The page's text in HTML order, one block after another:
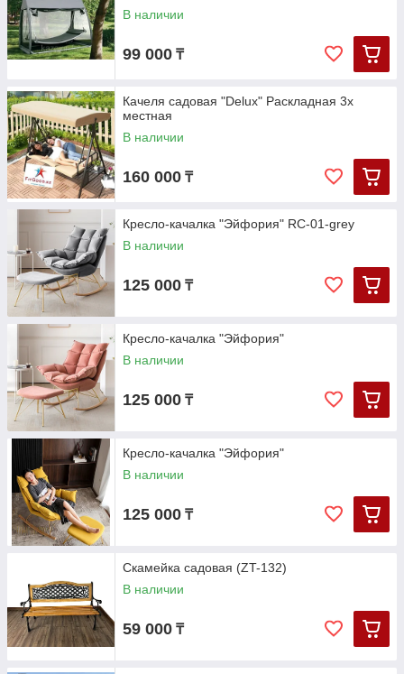
В наличии
99 000 ₸
Качеля садовая "Delux" Раскладная 3х
местная
В наличии
160 000 ₸
Кресло-качалка "Эйфория" RC-01-grey
В наличии
125 000 ₸
Кресло-качалка "Эйфория"
В наличии
125 000 ₸
Кресло-качалка "Эйфория"
В наличии
125 000 ₸
Скамейка садовая (ZT-132)
В наличии
59 000 ₸